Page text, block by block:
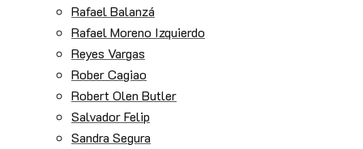
Rafael Balanzá
Rafael Moreno Izquierdo
Reyes Vargas
Rober Cagiao
Robert Olen Butler
Salvador Felip
Sandra Segura